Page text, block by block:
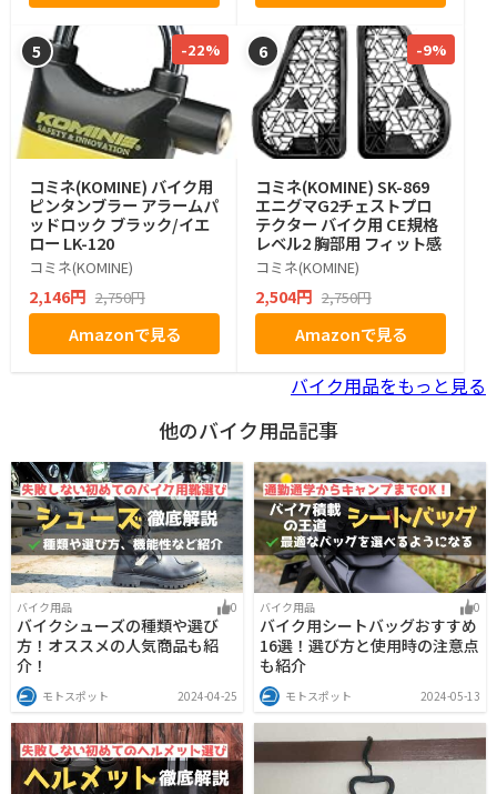
5 -22%
コミネ(KOMINE) バイク用
ピンタンブラー アラームパ
ッドロック ブラック/イエ
ロー LK-120
コミネ(KOMINE)
2,146円 2,750円
Amazonで見る
6 -9%
コミネ(KOMINE) SK-869
エニグマG2チェストプロ
テクター バイク用 CE規格
レベル2 胸部用 フィット感
コミネ(KOMINE)
2,504円 2,750円
Amazonで見る
バイク用品をもっと見る
他のバイク用品記事
バイク用品 0
バイクシューズの種類や選び
方！オススメの人気商品も紹
介！
モトスポット 2024-04-25
バイク用品 0
バイク用シートバッグおすすめ
16選！選び方と使用時の注意点
も紹介
モトスポット 2024-05-13